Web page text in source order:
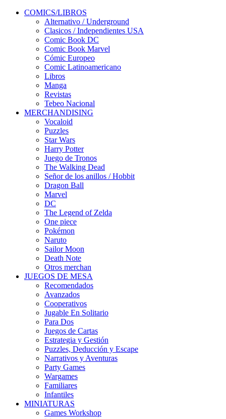
COMICS/LIBROS
Alternativo / Underground
Clasicos / Independientes USA
Comic Book DC
Comic Book Marvel
Cómic Europeo
Comic Latinoamericano
Libros
Manga
Revistas
Tebeo Nacional
MERCHANDISING
Vocaloid
Puzzles
Star Wars
Harry Potter
Juego de Tronos
The Walking Dead
Señor de los anillos / Hobbit
Dragon Ball
Marvel
DC
The Legend of Zelda
One piece
Pokémon
Naruto
Sailor Moon
Death Note
Otros merchan
JUEGOS DE MESA
Recomendados
Avanzados
Cooperativos
Jugable En Solitario
Para Dos
Juegos de Cartas
Estrategia y Gestión
Puzzles, Deducción y Escape
Narrativos y Aventuras
Party Games
Wargames
Familiares
Infantiles
MINIATURAS
Games Workshop